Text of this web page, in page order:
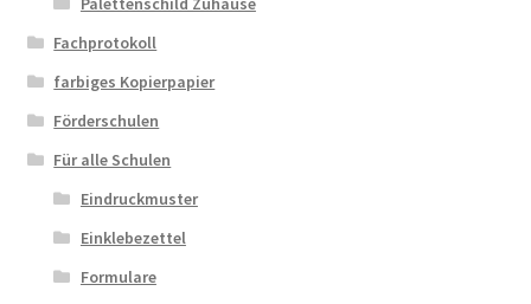
Fachprotokoll
farbiges Kopierpapier
Förderschulen
Für alle Schulen
Eindruckmuster
Einklebezettel
Formulare